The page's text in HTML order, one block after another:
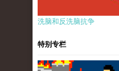
洗脑和反洗脑抗争
特别专栏